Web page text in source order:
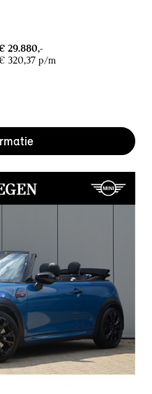
29.880,-
320,37 p/m